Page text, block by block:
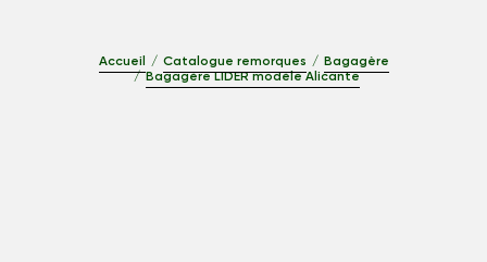
Accueil Catalogue remorques
Bagagère
Bagagère LIDER modèle Alicante